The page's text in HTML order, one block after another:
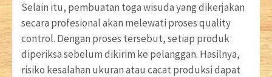
Selain itu, pembuatan toga wisuda yang dikerjakan
secara profesional akan melewati proses quality
control. Dengan proses tersebut, setiap produk
diperiksa sebelum dikirim ke pelanggan. Hasilnya,
risiko kesalahan ukuran atau cacat produksi dapat